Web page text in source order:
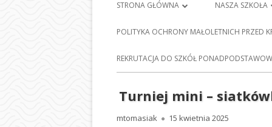
Menu
główne
STRONA GŁÓWNA
PLAN LEKCJI
DZIENNIK ELEKTRONICZNY E-
MAPA STRONY
NASZA SZKOŁA
HISTORIA
BARCICACH
POLITYKA OCHRONY MAŁOLETNICH PRZED
REKRUTACJA DO SZKÓŁ
Turniej mini –
Autor
mtomasiak Opublikowano
15 kwietnia 2025